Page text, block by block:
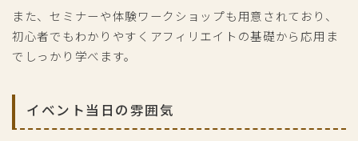
また、セミナーや体験ワークショップも用意されており、
初心者でもわかりやすくアフィリエイトの基礎から応用ま
でしっかり学べます。
イベント当日の雰囲気